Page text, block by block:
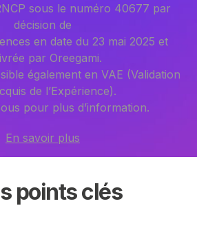
sous le numéro 40677 par
décision de
en date du 23 mai 2025 et
par Oreegami.
également en VAE (Validation
de l’Expérience).
pour plus d’information.
En savoir plus
points clés